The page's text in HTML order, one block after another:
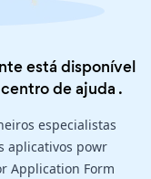
está disponível
centro de ajuda .
especialistas
aplicativos powr
Application Form